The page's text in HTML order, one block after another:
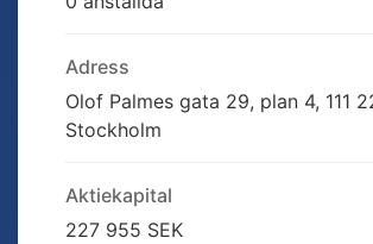
Adress
Olof Palmes gata 29, plan 4, 111
Stockholm
Aktiekapital
227 955 SEK